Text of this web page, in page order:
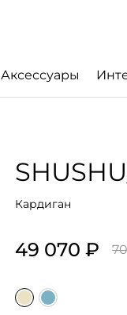
Аксессуары
Кардиган
49 070 ₽